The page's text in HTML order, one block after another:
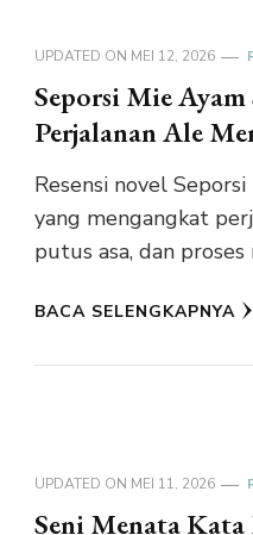
UPDATED ON MEI 12, 2026
Seporsi Mie
Perjalanan Ale
Resensi novel
yang mengangkat
putus asa, dan
BACA SELENGKAPNYA
UPDATED ON MEI 11, 2026
Seni Menata